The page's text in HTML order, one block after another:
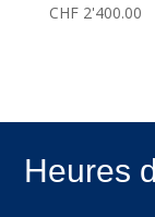
CHF2'400.00
Heures